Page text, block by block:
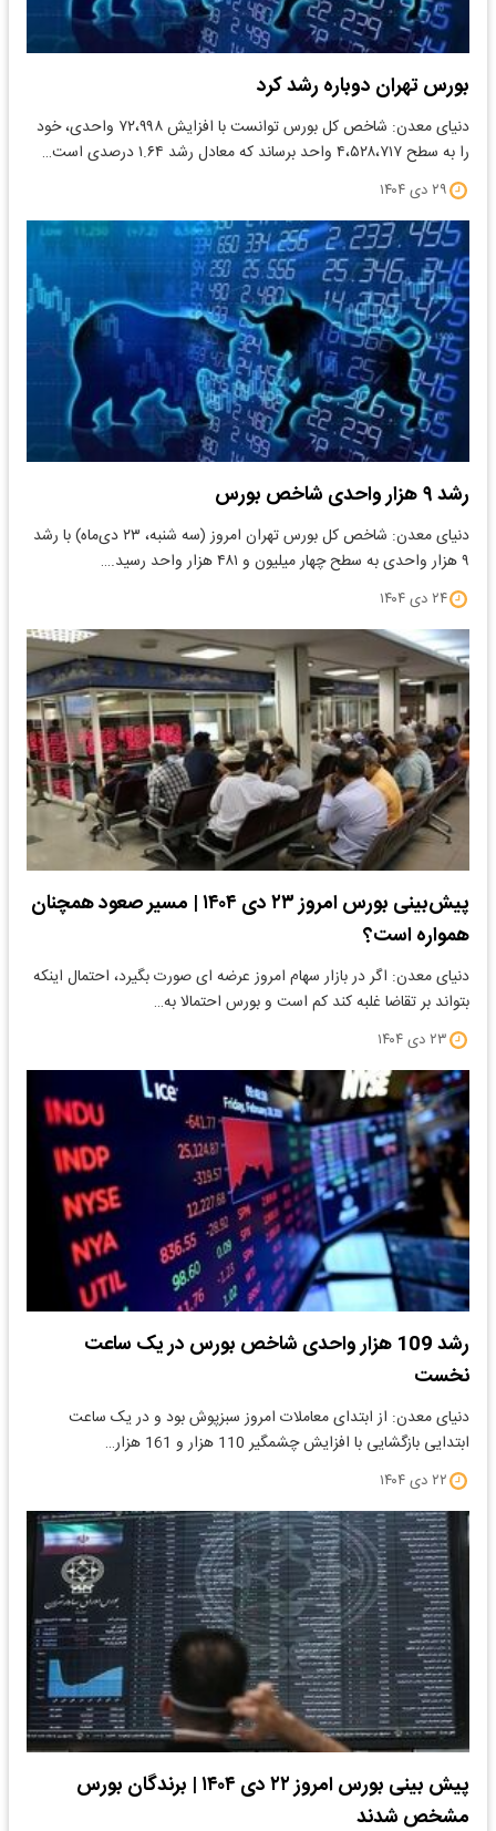
بورس تهران دوباره رشد کرد
دنیای معدن: شاخص کل بورس توانست با افزایش ۷۲،۹۹۸ واحدی، خود
را به سطح ۴،۵۲۸،۷۱۷ واحد برساند که معادل رشد ۱.۶۴ درصدی است…
۲۹ دی ۱۴۰۴
رشد ۹ هزار واحدی شاخص بورس
دنیای معدن: شاخص کل بورس تهران امروز (سه شنبه، ۲۳ دی‌ماه) با رشد
۹ هزار واحدی به سطح چهار میلیون و ۴۸۱ هزار واحد رسید.…
۲۴ دی ۱۴۰۴
پیش‌بینی بورس امروز ۲۳ دی ۱۴۰۴ | مسیر صعود همچنان
همواره است؟
دنیای معدن: اگر در بازار سهام امروز عرضه ای صورت بگیرد، احتمال اینکه
بتواند بر تقاضا غلبه کند کم است و بورس احتمالا به…
۲۳ دی ۱۴۰۴
رشد 109 هزار واحدی شاخص بورس در یک ساعت
نخست
دنیای معدن: از ابتدای معاملات امروز سبزپوش بود و در یک ساعت
ابتدایی بازگشایی با افزایش چشمگیر 110 هزار و 161 هزار…
۲۲ دی ۱۴۰۴
پیش بینی بورس امروز ۲۲ دی ۱۴۰۴ | برندگان بورس
مشخص شدند